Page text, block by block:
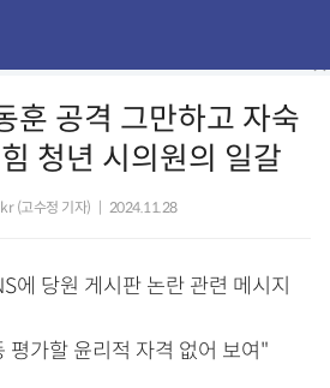
훈 공격 그만하고 자숙
청년 시의원의 일갈
(고수정 기자) 2024.11.28
에 당원 게시판 논란 관련 메시지
평가할 윤리적 자격 없어 보여"